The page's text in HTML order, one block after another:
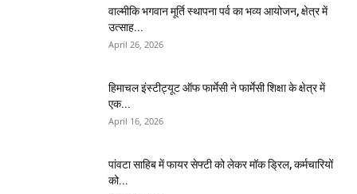
वाल्मीकि भगवान मूर्ति स्थापना पर्व का भव्य आयोजन, क्षेत्र में
उत्साह...
April 26, 2026
हिमाचल इंस्टीट्यूट ऑफ फार्मेसी ने फार्मेसी शिक्षा के क्षेत्र में
एक...
April 16, 2026
पांवटा साहिब में फायर सेफ्टी को लेकर मॉक ड्रिल, कर्मचारियों
को...